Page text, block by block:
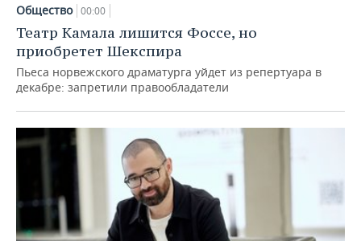
Общество 00:00
Театр Камала лишится Фоссе, но
приобретет Шекспира
Пьеса норвежского драматурга уйдет из репертуара в
декабре: запретили правообладатели